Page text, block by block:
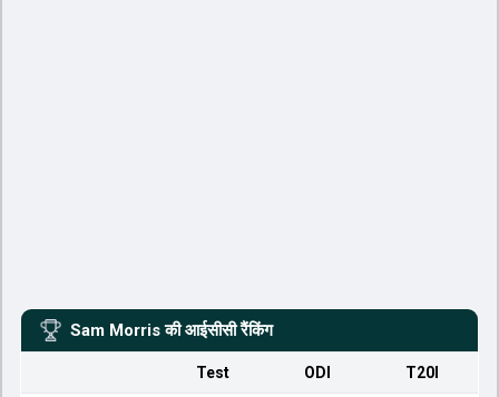
Sam Morris की आईसीसी रैंकिंग
Test ODI T20I